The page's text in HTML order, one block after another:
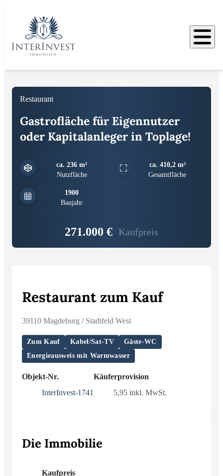
Bilder
Restaurant
Gastrofläche für Eigennutzer
oder Kapitalanleger in Toplage!
ca. 236 m²
Nutzfläche
ca. 410,2 m²
Gesamtfläche
1900
Baujahr
271.000 € Kaufpreis
Restaurant zum Kauf
39110 Magdeburg / Stadtfeld West
Zum Kauf Kabel/Sat-TV
Gäste-WC
Energieausweis mit Warmwasser
Objekt-Nr.
InterInvest-1741
Käuferprovision
5,95 inkl. MwSt.
Die Immobilie
Kaufpreis